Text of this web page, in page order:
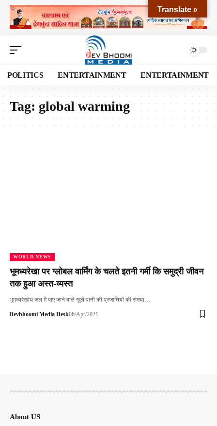
POLITICS ENTERTAINMENT ENTERTAINMENT
Tag: global warming
WORLD NEWS
भूमध्यरेखा पर ग्लोबल वार्मिंग के चलते इतनी गर्मी कि समुद्री जीवन
तक हुआ अस्त-व्यस्त
भूमध्यरेखीय जल में पाए जाने वाले खुले पानी की प्रजातियों की संख्या…
Devbhoomi Media Desk06/Apr/2021
About US
Translate »